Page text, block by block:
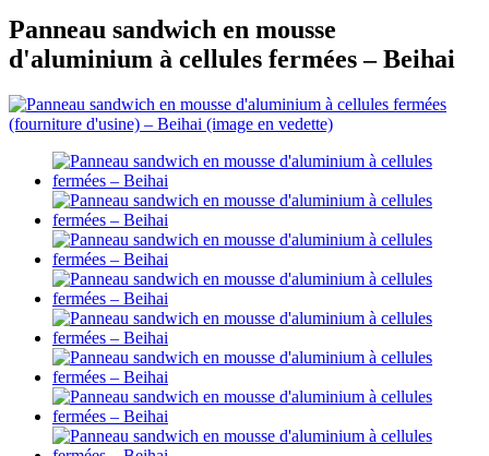
Panneau sandwich en mousse
d'aluminium à cellules fermées – Beihai